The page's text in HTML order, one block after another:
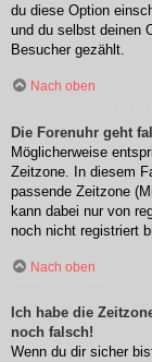
du diese Option
und du selbst deinen
Besucher gezählt.
Nach oben
Die Forenuhr geht
Möglicherweise
Zeitzone. In diesem
passende Zeitzone
kann dabei nur von
noch nicht registriert
Nach oben
Ich habe die
noch falsch!
Wenn du dir sicher